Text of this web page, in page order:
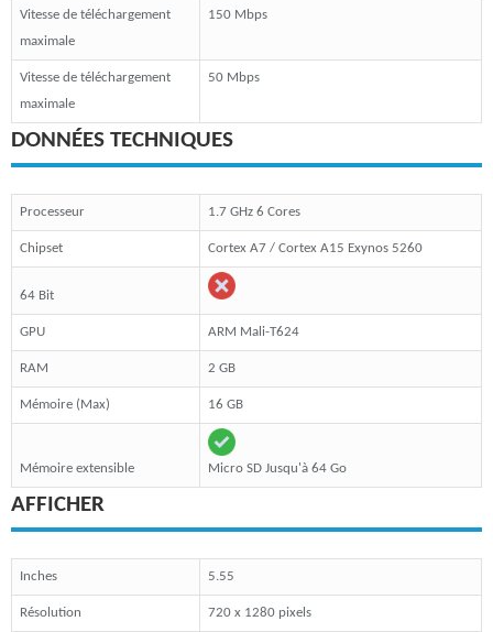
Vitesse de téléchargement
maximale
150 Mbps
Vitesse de téléchargement
maximale
50 Mbps
DONNÉES TECHNIQUES
Processeur 1.7 GHz 6 Cores
Chipset Cortex A7 / Cortex A15 Exynos 5260
64 Bit
GPU ARM Mali-T624
RAM 2 GB
Mémoire (Max) 16 GB
Mémoire extensible Micro SD Jusqu'à 64 Go
AFFICHER
Inches 5.55
Résolution 720 x 1280 pixels